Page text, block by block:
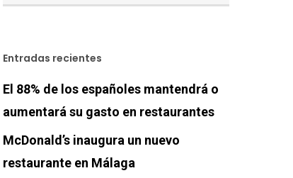
Entradas recientes
El 88% de los españoles mantendrá o
aumentará su gasto en restaurantes
McDonald’s inaugura un nuevo
restaurante en Málaga